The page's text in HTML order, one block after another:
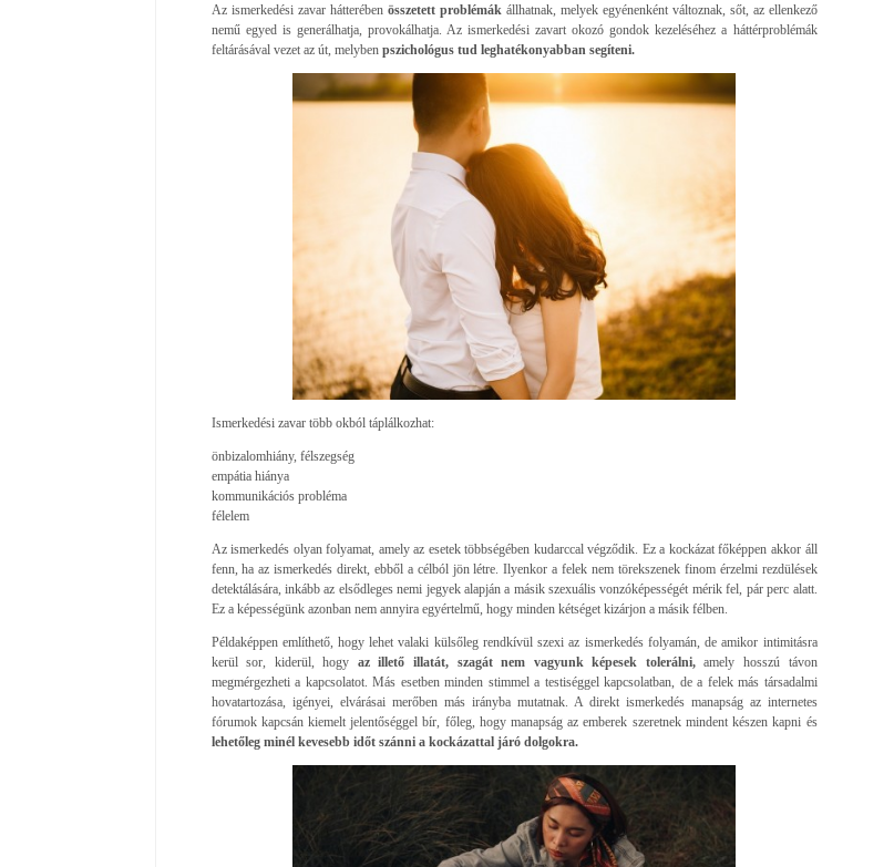
Az ismerkedési zavar hátterébenösszetett problémák állhatnak, melyek egyénenként változnak, sőt, az ellenkező
nemű egyed is generálhatja, provokálhatja. Az ismerkedési zavart okozó gondok kezeléséhez a háttérproblémák
feltárásával vezet az út, melyben pszichológus tud leghatékonyabban segíteni.
Ismerkedési zavar több okból táplálkozhat:
önbizalomhiány, félszegség
empátia hiánya
kommunikációs probléma
félelem
Az ismerkedés olyan folyamat, amely az esetek többségében kudarccal végződik. Ez a kockázat főképpen akkor áll
fenn, ha az ismerkedés direkt, ebből a célból jön létre. Ilyenkor a felek nem törekszenek finom érzelmi rezdülések
detektálására, inkább az elsődleges nemi jegyek alapján a másik szexuális vonzóképességét mérik fel, pár perc alatt.
Ez a képességünk azonban nem annyira egyértelmű, hogy minden kétséget kizárjon a másik félben.
Példaképpen említhető, hogy lehet valaki külsőleg rendkívül szexi az ismerkedés folyamán, de amikor intimitásra
kerül sor, kiderül, hogy az illető illatát, szagát nem vagyunk képesek tolerálni,amely hosszú távon
megmérgezheti a kapcsolatot. Más esetben minden stimmel a testiséggel kapcsolatban, de a felek más társadalmi
hovatartozása, igényei, elvárásai merőben más irányba mutatnak. A direkt ismerkedés manapság az internetes
fórumok kapcsán kiemelt jelentőséggel bír, főleg, hogy manapság az emberek szeretnek mindent készen kapni és
lehetőleg minél kevesebb időt szánni a kockázattal járó dolgokra.